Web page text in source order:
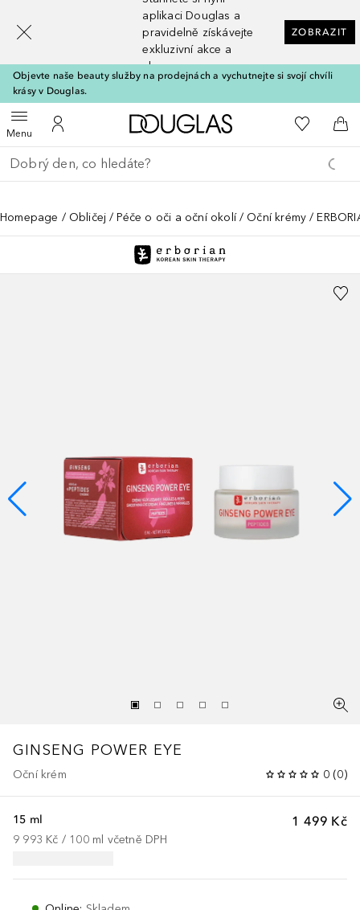
aplikaci Douglas a
pravidelně získávejte
exkluzivní akce a
slevy
ZOBRAZIT
Objevte naše beauty služby na prodejnách a vychutnejte si svojí chvíli
krásy v Douglas.
MenuOtevřít menuK mému účtu
Domů K mému
Do
Vraťte se
Proveďte vyhledávání
Homepage Obličej Péče o oči a oční okolí Oční krémy
GINSENG POWER EYE
Oční krém 0 (0)
1 499 Kč
15 ml
9 993 Kč / 100 ml včetně DPH
[navigation.slideout.screenreader]